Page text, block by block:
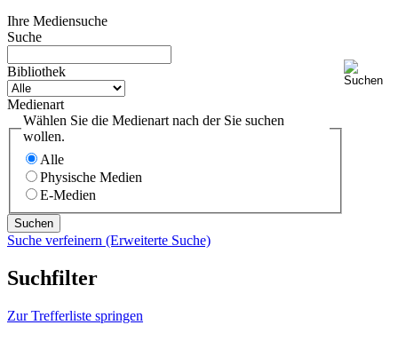
Ihre Mediensuche
Suche
Bibliothek
Medienart
Wählen Sie die Medienart nach der Sie suchen
wollen.
Alle
Physische Medien
E-Medien
Suche verfeinern (Erweiterte Suche)
Suchfilter
Zur Trefferliste springen